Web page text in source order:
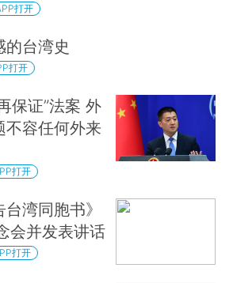
打开
的台湾史
打开
保证”法案 外
不容任何外来
打开
湾同胞书》
会并发表讲话
打开